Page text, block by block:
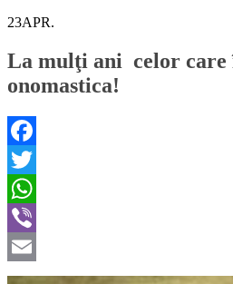
23APR.
La mulţi ani celor care
onomastica!
Facebook
Twitter
WhatsApp
Viber
Email